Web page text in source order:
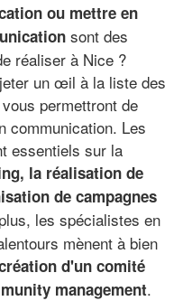
ou mettre en
sont des
réaliser à Nice ?
un œil à la liste des
permettront de
communication. Les
essentiels sur la
la réalisation de
de campagnes
les spécialistes en
mènent à bien
d'un comité
management.